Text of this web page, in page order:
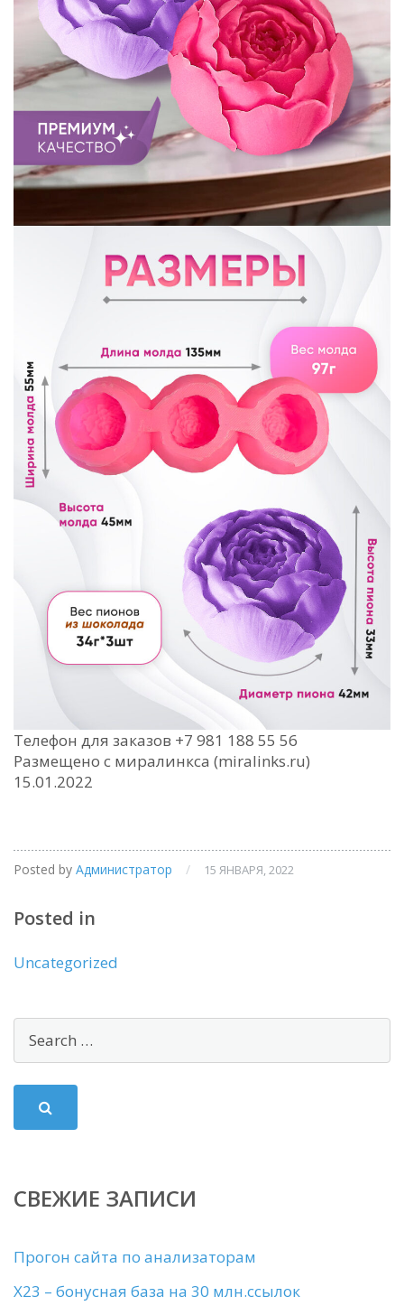
Телефон для заказов +7 981 188 55 56
Размещено с миралинкса (miralinks.ru)
15.01.2022
Posted by Администратор / 15 ЯНВАРЯ, 2022
Posted in
Uncategorized
СВЕЖИЕ ЗАПИСИ
Прогон сайта по анализаторам
X23 – бонусная база на 30 млн.ссылок